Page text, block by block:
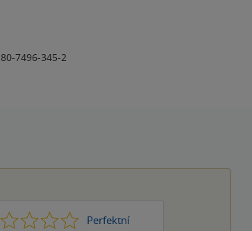
7496-345-2
3 4 Perfektní
5